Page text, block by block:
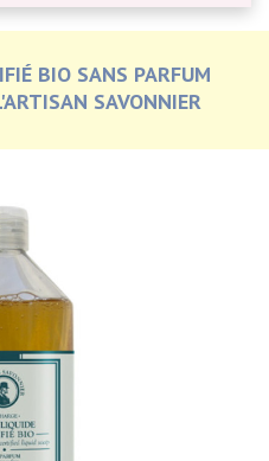
BIO SANS PARFUM
SAVONNIER